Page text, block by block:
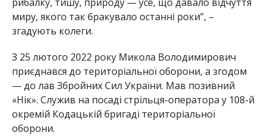
миру, якого так бракувало останні роки”, –
згадують колеги.
З 25 лютого 2022 року Микола Володимирович
приєднався до територіальної оборони, а згодом
— до лав Збройних Сил України. Мав позивний
«Нік». Служив на посаді стрільця-оператора у 108-й
окремій Кодацькій бригаді територіальної
оборони.